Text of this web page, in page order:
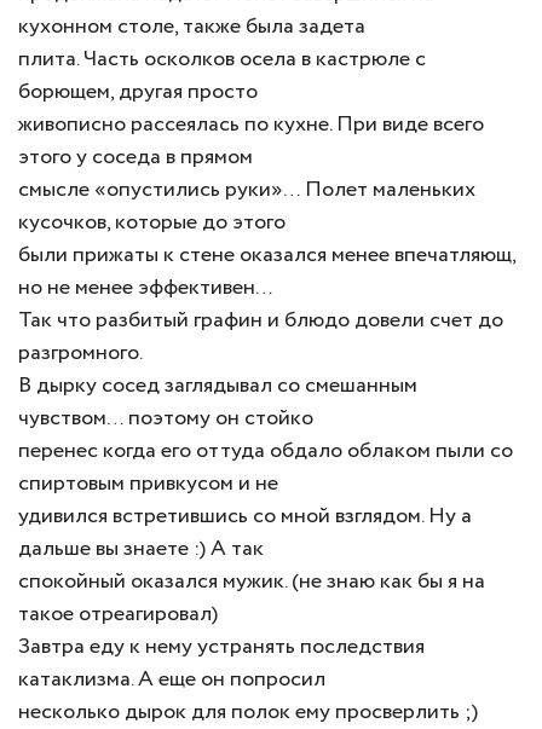
кухонном столе, также была задета
плита. Часть осколков осела в кастрюле с
борющем, другая просто
живописно рассеялась по кухне. При виде всего
этого у соседа в прямом
смысле «опустились руки»… Полет маленьких
кусочков, которые до этого
были прижаты к стене оказался менее впечатляющ,
но не менее эффективен…
Так что разбитый графин и блюдо довели счет до
разгромного.
В дырку сосед заглядывал со смешанным
чувством… поэтому он стойко
перенес когда его оттуда обдало облаком пыли со
спиртовым привкусом и не
удивился встретившись со мной взглядом. Ну а
дальше вы знаете :) А так
спокойный оказался мужик. (не знаю как бы я на
такое отреагировал)
Завтра еду к нему устранять последствия
катаклизма. А еще он попросил
несколько дырок для полок ему просверлить ;)